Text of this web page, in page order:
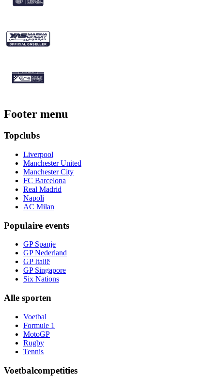
Footer menu
Topclubs
Liverpool
Manchester United
Manchester City
FC Barcelona
Real Madrid
Napoli
AC Milan
Populaire events
GP Spanje
GP Nederland
GP Italië
GP Singapore
Six Nations
Alle sporten
Voetbal
Formule 1
MotoGP
Rugby
Tennis
Voetbalcompetities